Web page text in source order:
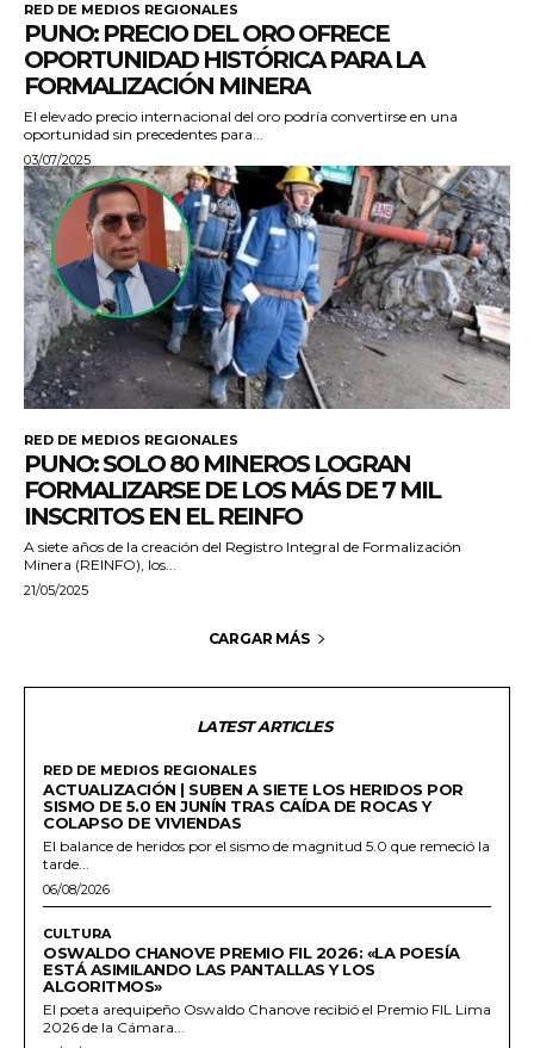
RED DE MEDIOS REGIONALES
PUNO: PRECIO DEL ORO OFRECE
OPORTUNIDAD HISTÓRICA PARA LA
FORMALIZACIÓN MINERA
El elevado precio internacional del oro podría convertirse en una
oportunidad sin precedentes para...
03/07/2025
RED DE MEDIOS REGIONALES
PUNO: SOLO 80 MINEROS LOGRAN
FORMALIZARSE DE LOS MÁS DE 7 MIL
INSCRITOS EN EL REINFO
A siete años de la creación del Registro Integral de Formalización
Minera (REINFO), los...
21/05/2025
CARGAR MÁS
LATEST ARTICLES
RED DE MEDIOS REGIONALES
ACTUALIZACIÓN | SUBEN A SIETE LOS HERIDOS POR
SISMO DE 5.0 EN JUNÍN TRAS CAÍDA DE ROCAS Y
COLAPSO DE VIVIENDAS
El balance de heridos por el sismo de magnitud 5.0 que remeció la
tarde...
06/08/2026
CULTURA
OSWALDO CHANOVE PREMIO FIL 2026: «LA POESÍA
ESTÁ ASIMILANDO LAS PANTALLAS Y LOS
ALGORITMOS»
El poeta arequipeño Oswaldo Chanove recibió el Premio FIL Lima
2026 de la Cámara...